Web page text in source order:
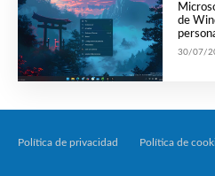
de
30/07/
Política de privacidad Política de